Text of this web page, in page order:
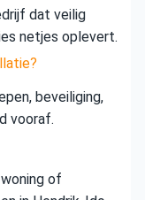
dat veilig
netjes oplevert.
beveiliging,
vooraf.
of